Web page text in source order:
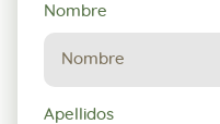
Solicitud
de
reserva
Nombre
Apellidos